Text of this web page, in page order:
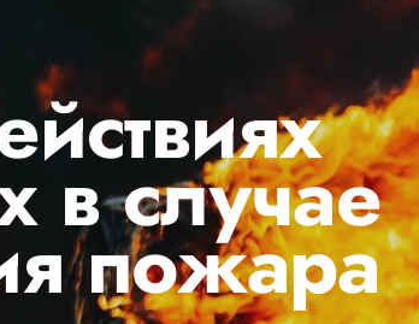
случае
пожара